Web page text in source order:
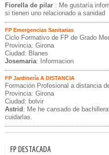
Fiorella de pilar : Me gustaría
si tienen uno relacionado a sanidad
FP Emergencias Sanitarias
Ciclo Formativo de FP de Grado
Provincia: Girona
Ciudad: Blanes
Josemaria: Informacion
FP Jardinería A DISTANCIA
Formación Profesional a distancia
Provincia: Girona
Ciudad: bolvir
Astrid : Me he cansado de
cuidarlas.
FP DESTACADA